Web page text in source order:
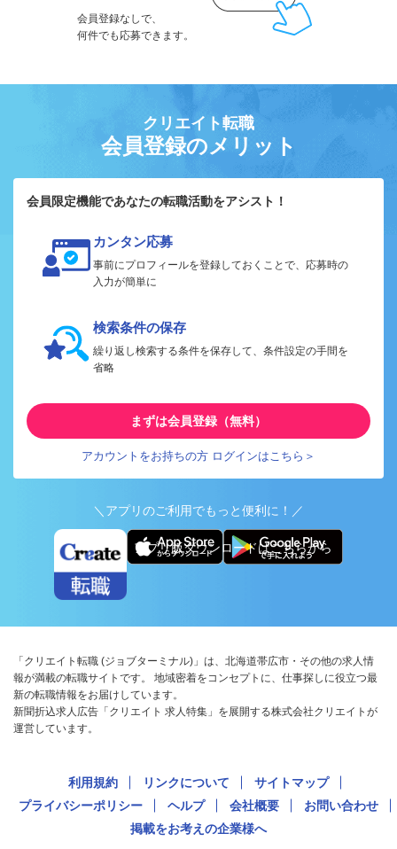
会員登録なしで、
何件でも応募できます。
クリエイト転職
会員登録のメリット
会員限定機能であなたの転職活動をアシスト！
カンタン応募
事前にプロフィールを登録しておくことで、応募時の
入力が簡単に
検索条件の保存
繰り返し検索する条件を保存して、条件設定の手間を
省略
まずは会員登録（無料）
アカウントをお持ちの方 ログインはこちら＞
＼アプリのご利用でもっと便利に！／
アプリ版ダウンロードはこちらから
「クリエイト転職 (ジョブターミナル)」は、北海道帯広市・その他の求人情
報が満載の転職サイトです。 地域密着をコンセプトに、仕事探しに役立つ最
新の転職情報をお届けしています。
新聞折込求人広告「クリエイト 求人特集」を展開する株式会社クリエイトが
運営しています。
利用規約 リンクについて
サイトマップ
プライバシーポリシー
ヘルプ 会社概要
お問い合わせ
掲載をお考えの企業様へ